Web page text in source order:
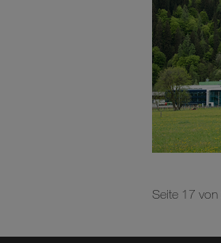
Seite 17 von